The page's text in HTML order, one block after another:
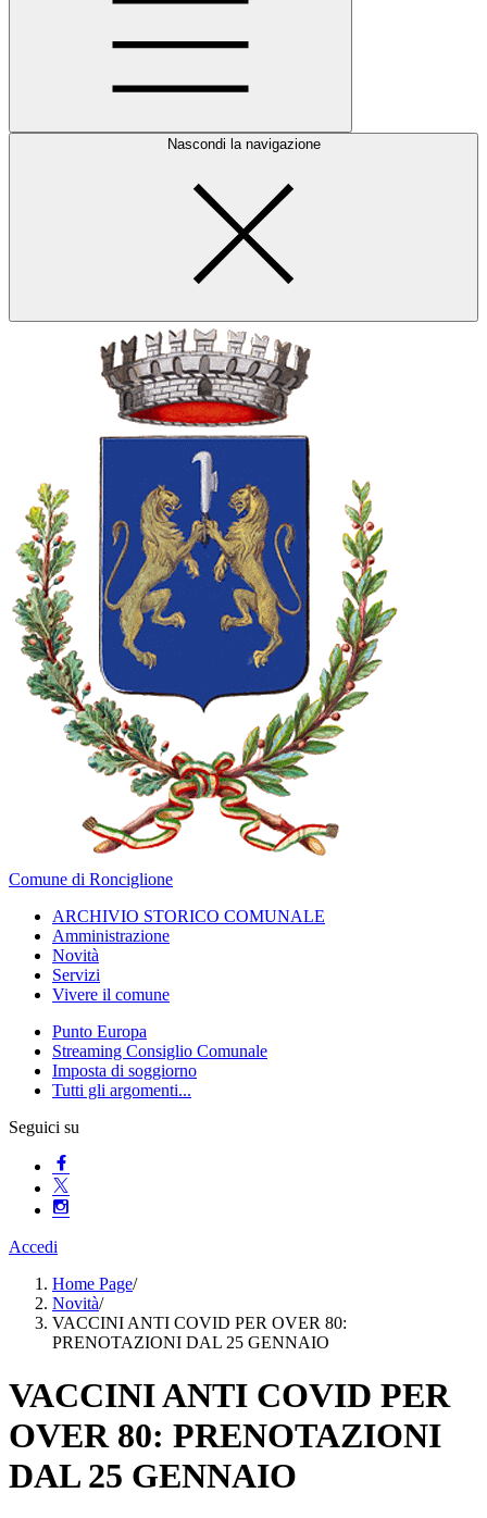
Nascondi la navigazione
Comune di Ronciglione
ARCHIVIO STORICO COMUNALE
Amministrazione
Novità
Servizi
Vivere il comune
Punto Europa
Streaming Consiglio Comunale
Imposta di soggiorno
Tutti gli argomenti...
Seguici su
Accedi
Home Page/
Novità/
VACCINI ANTI COVID PER OVER 80:
PRENOTAZIONI DAL 25 GENNAIO
VACCINI ANTI COVID PER
OVER 80: PRENOTAZIONI
DAL 25 GENNAIO